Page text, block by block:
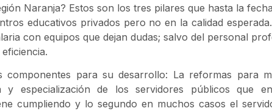
Naranja? Estos son los tres pilares que hasta la
educativos privados pero no en la calidad
con equipos que dejan dudas; salvo del personal
componentes para su desarrollo: La reformas para
y especialización de los servidores públicos que
cumpliendo y lo segundo en muchos casos el